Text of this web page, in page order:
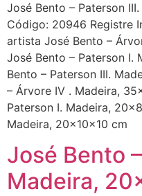
José Bento – Paterson
Código: 20946 Registre
artista José Bento –
José Bento – Paterson
Bento – Paterson III.
– Árvore IV . Madeira,
Paterson I. Madeira,
Madeira, 20x10x10 cm
José Bento
Madeira,